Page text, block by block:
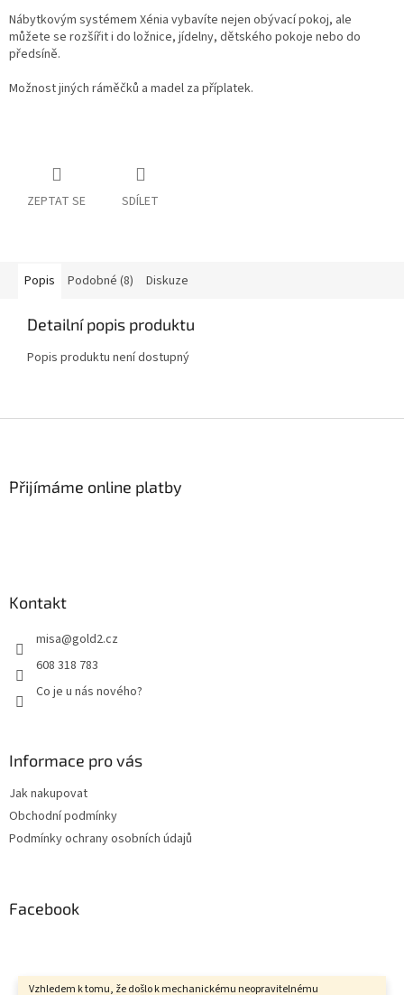
Vzhledem k tomu, že došlo k mechanickému neopravitelnému
Nábytkovým systémem Xénia vybavíte nejen obývací pokoj, ale
můžete se rozšířit i do ložnice, jídelny, dětského pokoje nebo do
předsíně.
Možnost jiných ráměčků a madel za příplatek.
ZEPTAT SE SDÍLET
Popis Podobné (8) Diskuze
Detailní popis produktu
Popis produktu není dostupný
Přijímáme online platby
Kontakt
misa@gold2.cz
608 318 783
Co je u nás nového?
Informace pro vás
Jak nakupovat
Obchodní podmínky
Podmínky ochrany osobních údajů
Facebook